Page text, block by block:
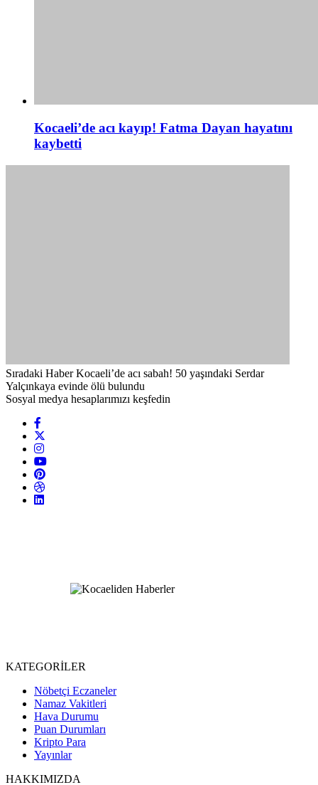
Kocaeli’de acı kayıp! Fatma Dayan hayatını
kaybetti
Sıradaki Haber Kocaeli’de acı sabah! 50 yaşındaki Serdar
Yalçınkaya evinde ölü bulundu
Sosyal medya hesaplarımızı keşfedin
KATEGORİLER
Nöbetçi Eczaneler
Namaz Vakitleri
Hava Durumu
Puan Durumları
Kripto Para
Yayınlar
HAKKIMIZDA